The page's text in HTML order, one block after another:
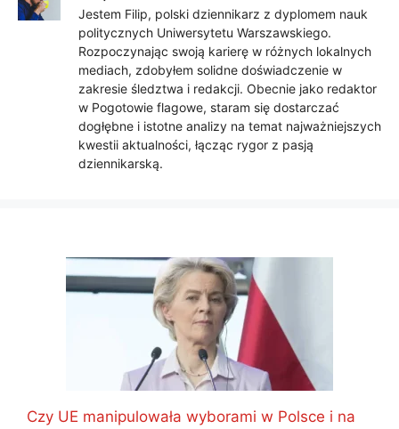
Jestem Filip, polski dziennikarz z dyplomem nauk
politycznych Uniwersytetu Warszawskiego.
Rozpoczynając swoją karierę w różnych lokalnych
mediach, zdobyłem solidne doświadczenie w
zakresie śledztwa i redakcji. Obecnie jako redaktor
w Pogotowie flagowe, staram się dostarczać
dogłębne i istotne analizy na temat najważniejszych
kwestii aktualności, łącząc rygor z pasją
dziennikarską.
Czy UE manipulowała wyborami w Polsce i na